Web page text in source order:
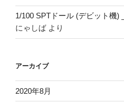
1/100 SPTドール (デビット機)
にゃしばより
アーカイブ
2020年8月